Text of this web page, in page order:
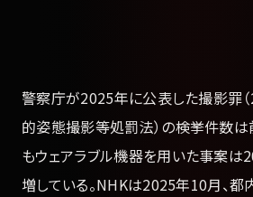
警察庁が2025年に公表した撮影罪
的姿態撮影等処罰法）の検挙件数は
もウェアラブル機器を用いた事案
増している。NHKは2025年10月、